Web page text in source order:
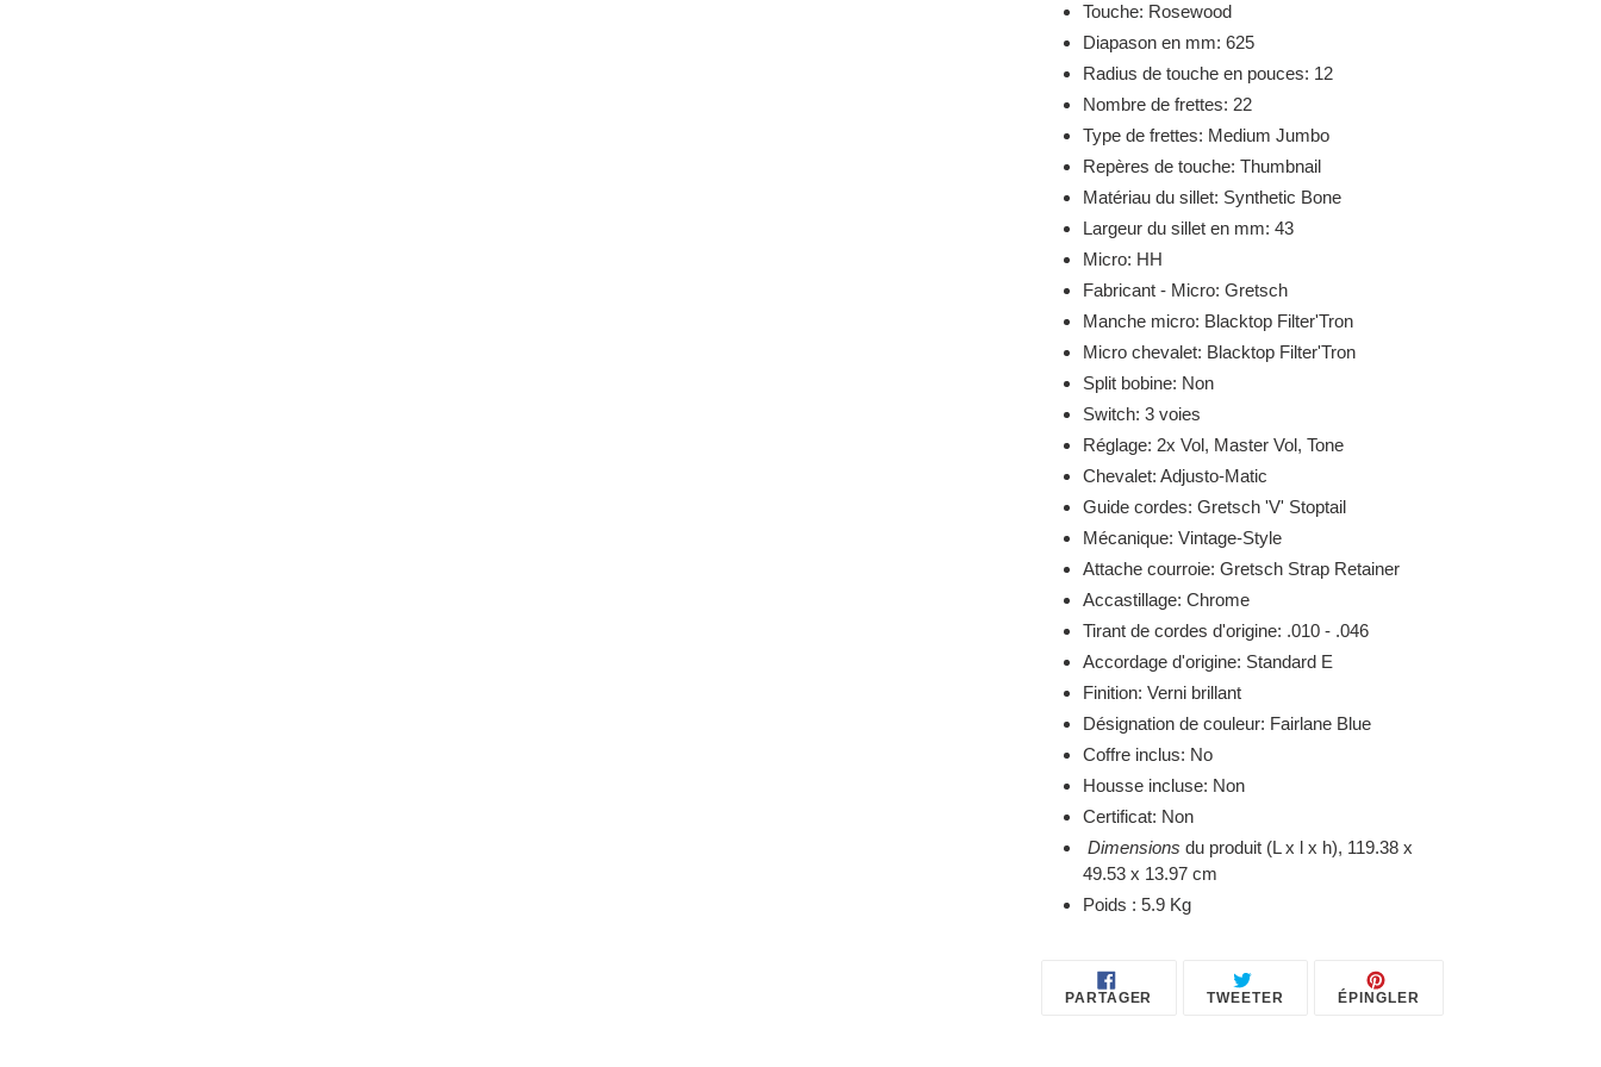
Touche: Rosewood
Diapason en mm: 625
Radius de touche en pouces: 12
Nombre de frettes: 22
Type de frettes: Medium Jumbo
Repères de touche: Thumbnail
Matériau du sillet: Synthetic Bone
Largeur du sillet en mm: 43
Micro: HH
Fabricant - Micro: Gretsch
Manche micro: Blacktop Filter'Tron
Micro chevalet: Blacktop Filter'Tron
Split bobine: Non
Switch: 3 voies
Réglage: 2x Vol, Master Vol, Tone
Chevalet: Adjusto-Matic
Guide cordes: Gretsch 'V' Stoptail
Mécanique: Vintage-Style
Attache courroie: Gretsch Strap Retainer
Accastillage: Chrome
Tirant de cordes d'origine: .010 - .046
Accordage d'origine: Standard E
Finition: Verni brillant
Désignation de couleur: Fairlane Blue
Coffre inclus: No
Housse incluse: Non
Certificat: Non
Dimensions du produit (L x l x h), 119.38 x
49.53 x 13.97 cm
Poids : 5.9 Kg
PARTAGER PARTAGERTWEETER TWEETERÉPINGLER